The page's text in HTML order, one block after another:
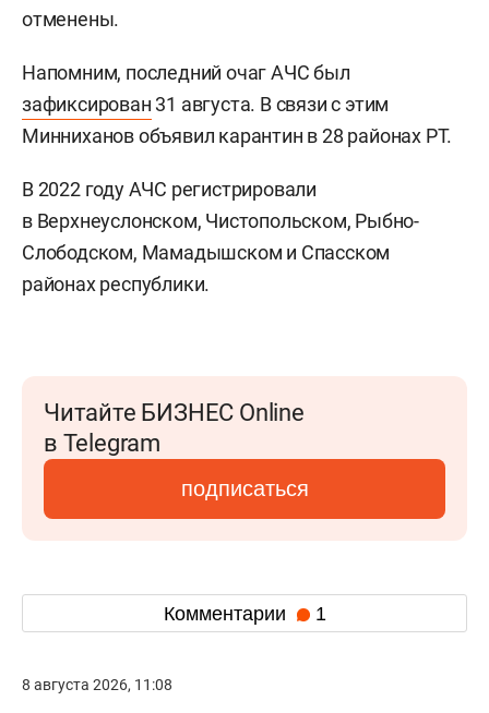
отменены.
Напомним, последний очаг АЧС был
зафиксирован 31 августа. В связи с этим
Минниханов объявил карантин в 28 районах РТ.
В 2022 году АЧС регистрировали
в Верхнеуслонском, Чистопольском, Рыбно-
Слободском, Мамадышском и Спасском
районах республики.
Читайте БИЗНЕС Online
в Telegram
подписаться
Комментарии 1
8 августа 2026, 11:08